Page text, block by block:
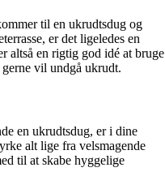
til en ukrudtsdug og
er det ligeledes en
altså en rigtig god idé at bruge
vil undgå ukrudt.
en ukrudtsdug, er i dine
alt lige fra velsmagende
til at skabe hyggelige